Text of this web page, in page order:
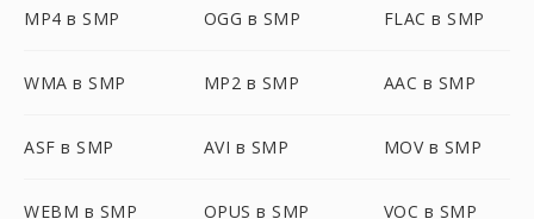
MP4 в SMP OGG в SMP FLAC в SMP
WMA в SMP MP2 в SMP AAC в SMP
ASF в SMP AVI в SMP MOV в SMP
WEBM в SMP OPUS в SMP VOC в SMP